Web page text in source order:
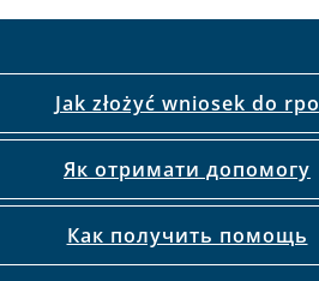
Jak złożyć wniosek do rpo
Як отримати допомогу
Как получить помощь